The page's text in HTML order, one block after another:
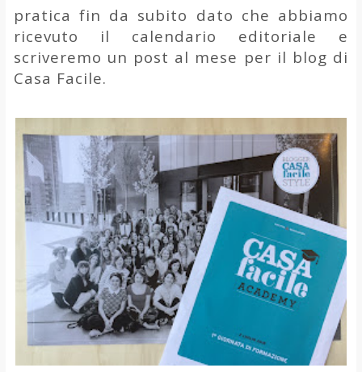
pratica fin da subito dato che abbiamo
ricevuto il calendario editoriale e
scriveremo un post al mese per il blog di
Casa Facile.